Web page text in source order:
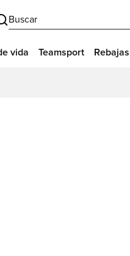
Buscar
vida Teamsport Rebajas